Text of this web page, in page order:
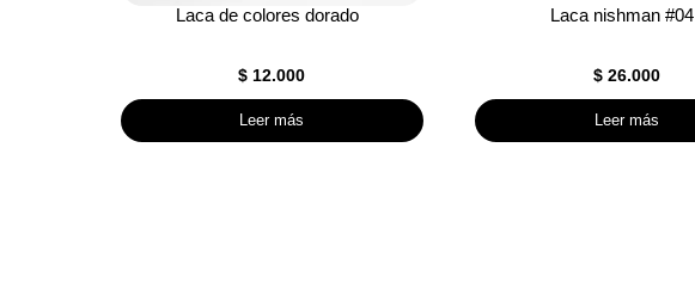
Laca de colores dorado
$ 12.000
Leer más
Laca nishman #04
$26.000
Leer más